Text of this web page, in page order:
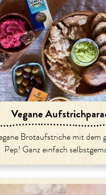
Vegane
Brotaufstriche mit dem
Pep! Ganz einfach